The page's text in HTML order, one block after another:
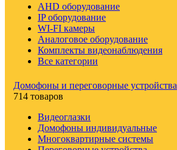
AHD оборудование
IP оборудование
WI-FI камеры
Аналоговое оборудование
Комплекты видеонаблюдения
Все категории
Домофоны и переговорные устройства
714 товаров
Видеоглазки
Домофоны индивидуальные
Многоквартирные системы